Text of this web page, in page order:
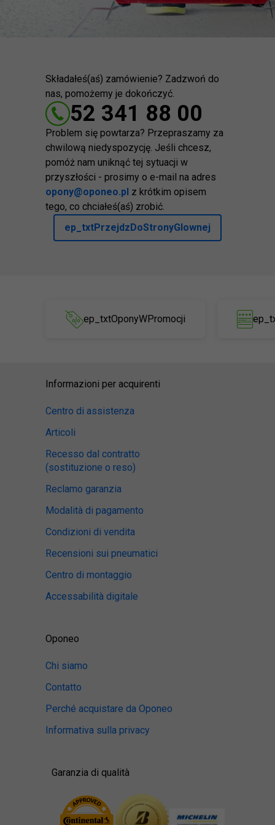
Składałeś(aś) zamówienie? Zadzwoń do
nas, pomożemy je dokończyć.
52 341 88 00
Problem się powtarza? Przepraszamy za
chwilową niedyspozycję. Jeśli chcesz,
pomóż nam uniknąć tej sytuacji w
przyszłości - prosimy o e-mail na adres
opony@oponeo.pl z krótkim opisem
tego, co chciałeś(aś) zrobić.
ep_txtPrzejdzDoStronyGlownej
ep_txtOponyWPromocji
Informazioni per acquirenti
Centro di assistenza
Articoli
Recesso dal contratto
(sostituzione o reso)
Reclamo garanzia
Modalità di pagamento
Condizioni di vendita
Recensioni sui pneumatici
Centro di montaggio
Accessabilità digitale
Oponeo
Chi siamo
Contatto
Perché acquistare da Oponeo
Informativa sulla privacy
Garanzia di qualità